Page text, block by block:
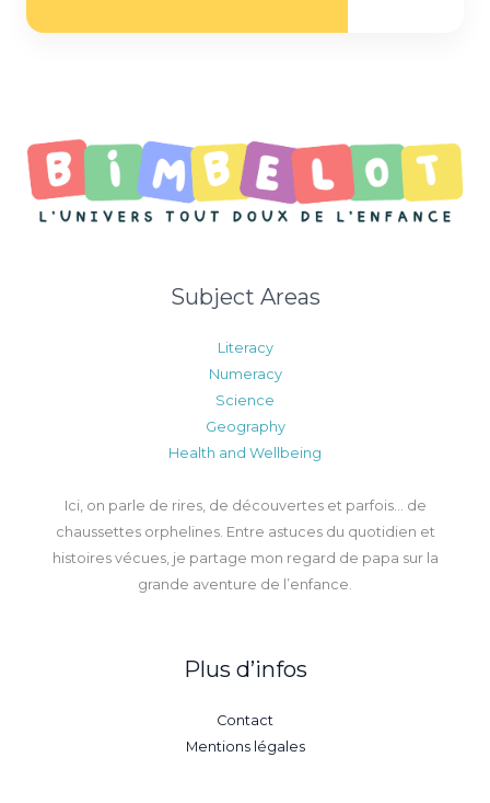
Subject Areas
Literacy
Numeracy
Science
Geography
Health and Wellbeing
Ici, on parle de rires, de découvertes et parfois… de
chaussettes orphelines. Entre astuces du quotidien et
histoires vécues, je partage mon regard de papa sur la
grande aventure de l’enfance.
Plus d’infos
Contact
Mentions légales